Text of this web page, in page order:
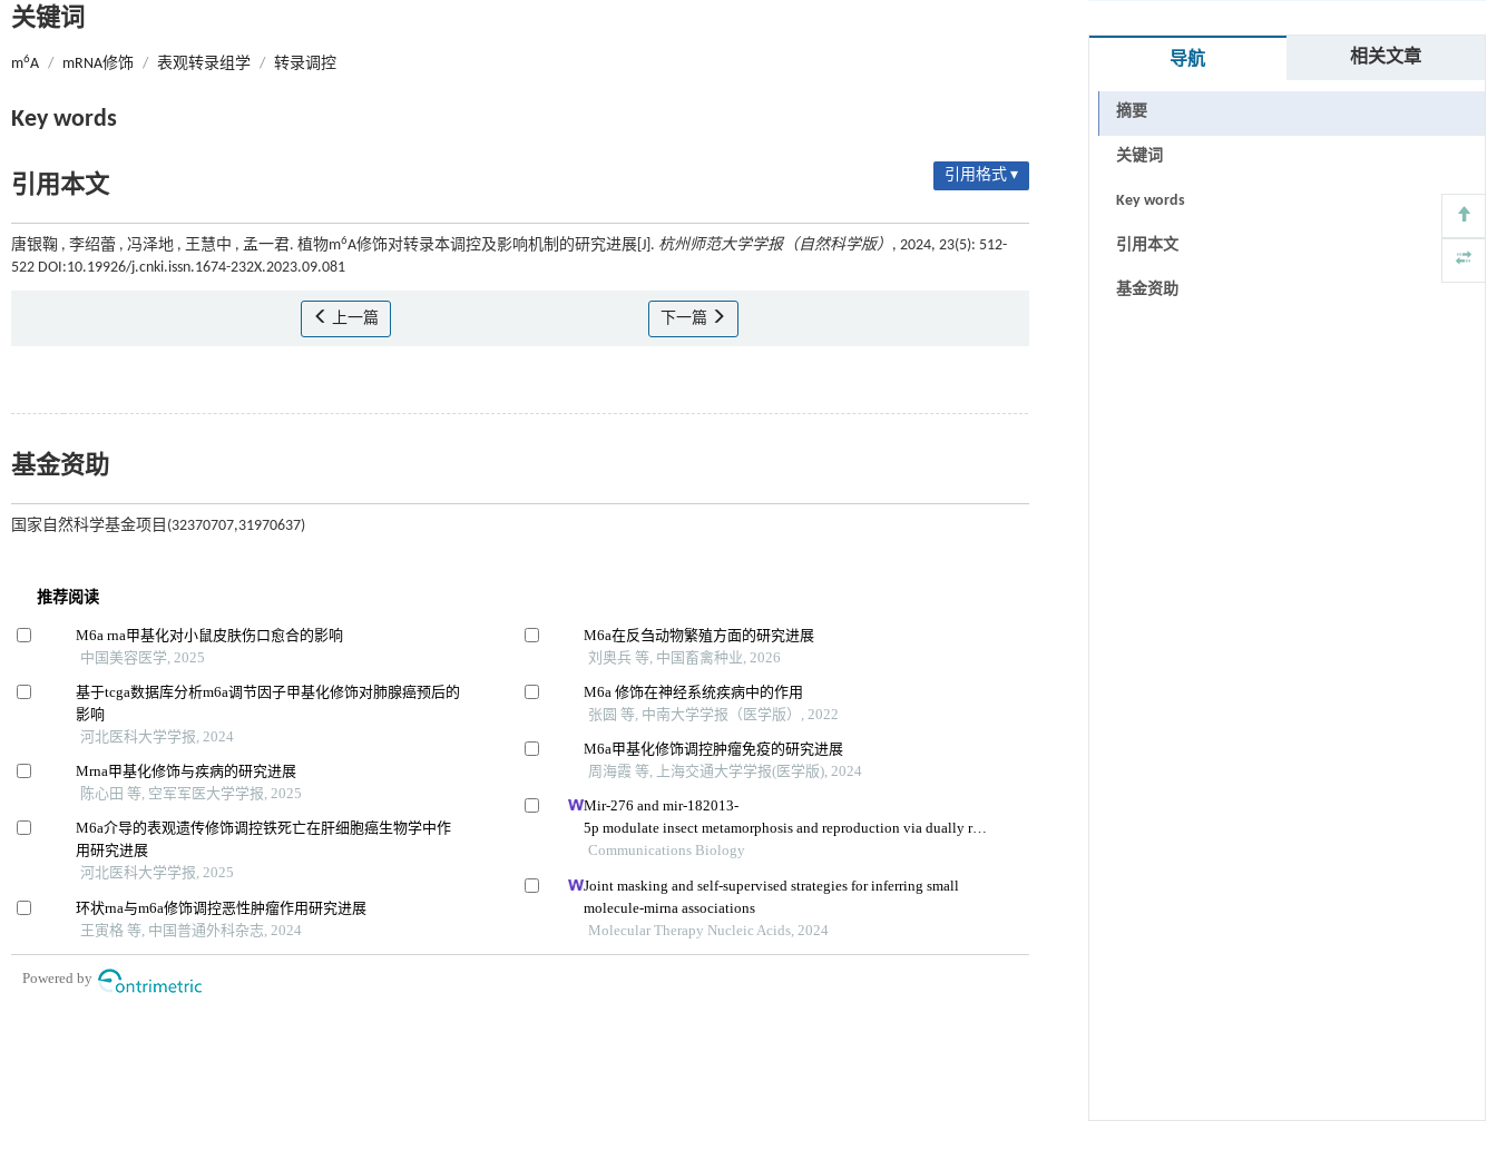
关键词
m6A / mRNA修饰 / 表观转录组学 / 转录调控
Key words
引用本文 引用格式 ▾
唐银鞠 , 李绍蕾 , 冯泽地 , 王慧中 , 孟一君. 植物m6A修饰对转录本调控及影响机制的研究进展[J]. 杭州师范大学学报（自然科学版） , 2024, 23(5): 512-
522 DOI:10.19926/j.cnki.issn.1674-232X.2023.09.081
上一篇 下一篇
基金资助
国家自然科学基金项目(32370707,31970637)
导航 相关文章
摘要
关键词
Key words
引用本文
基金资助